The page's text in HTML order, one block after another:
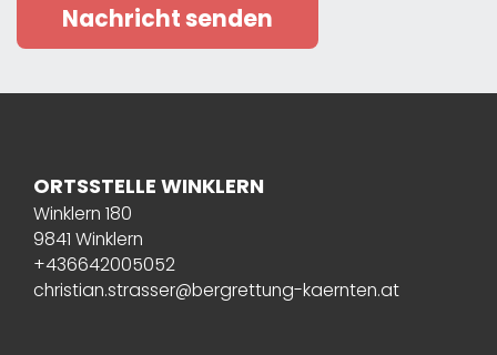
Nachricht senden
ORTSSTELLE WINKLERN
Winklern 180
9841 Winklern
+436642005052
christian.strasser@bergrettung-kaernten.at